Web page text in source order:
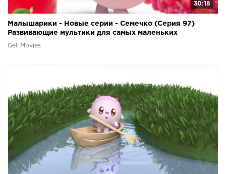
30:18
Малышарики - Новые серии - Семечко (Серия 97)
Развивающие мультики для самых маленьких
Get Movies